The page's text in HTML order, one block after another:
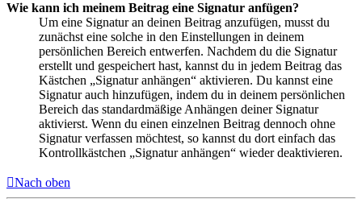
Wie kann ich meinem Beitrag eine Signatur anfügen?
Um eine Signatur an deinen Beitrag anzufügen, musst du
zunächst eine solche in den Einstellungen in deinem
persönlichen Bereich entwerfen. Nachdem du die Signatur
erstellt und gespeichert hast, kannst du in jedem Beitrag das
Kästchen „Signatur anhängen“ aktivieren. Du kannst eine
Signatur auch hinzufügen, indem du in deinem persönlichen
Bereich das standardmäßige Anhängen deiner Signatur
aktivierst. Wenn du einen einzelnen Beitrag dennoch ohne
Signatur verfassen möchtest, so kannst du dort einfach das
Kontrollkästchen „Signatur anhängen“ wieder deaktivieren.
Nach oben